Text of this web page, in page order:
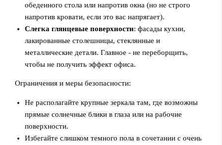
обеденного стола или напротив окна (но не строго
напротив кровати, если это вас напрягает).
Слегка глянцевые поверхности: фасады кухни,
лакированные столешницы, стеклянные и
металлические детали. Главное - не переборщить,
чтобы не получить эффект офиса.
Ограничения и меры безопасности:
Не располагайте крупные зеркала там, где возможны
прямые солнечные блики в глаза или на рабочие
поверхности.
Избегайте слишком темного пола в сочетании с очень